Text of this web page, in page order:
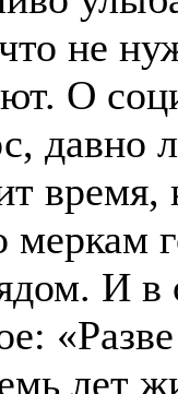
не
О
давно
меркам
И в
лет